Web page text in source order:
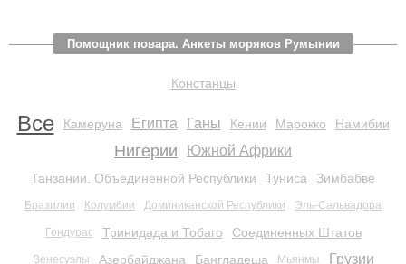
Помощник повара. Анкеты моряков Румынии
Констанцы
Все Камеруна Египта Ганы Кении Марокко Намибии
Нигерии Южной Африки
Танзании, Объединенной Республики Туниса Зимбабве
Бразилии Колумбии Доминиканской Республики Эль-Сальвадора
Гондурас Тринидада и Тобаго Соединенных Штатов
Венесуэлы Азербайджана Бангладеша Мьянмы Грузии